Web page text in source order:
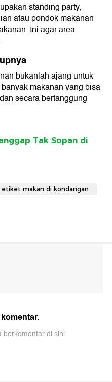
standing party,
atau pondok makanan
Ini agar area
bukanlah ajang untuk
makanan yang bisa
secara bertanggung
Tak Sopan di
etiket makan di kondangan
di sini